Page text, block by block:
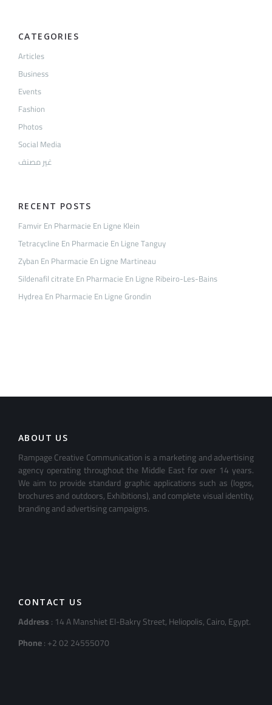
CATEGORIES
Articles
Business
Events
Fashion
Photos
Social Media
غير مصنف
RECENT POSTS
Famvir En Pharmacie En Ligne Klein
Tetracycline En Pharmacie En Ligne Tanguy
Zyban En Pharmacie En Ligne Martineau
Sildenafil citrate En Pharmacie En Ligne Ribeiro-Les-Bains
Hydrea En Pharmacie En Ligne Grondin
ABOUT US
Rampage Creative Communication is a marketing and advertising
agency operating throughout the Middle East for over 14 years.
We aim to provide standard graphic applications such as (logos,
brochures and outdoors, Exhibitions), and complete visual identity,
branding and advertising campaigns.
CONTACT US
Address: 14 A Manshiet El-Bakry Street, Heliopolis, Cairo, Egypt.
Phone: +2 02 24555070